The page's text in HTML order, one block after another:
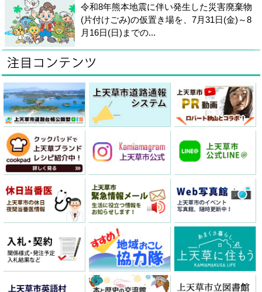
令和8年熊本地震に伴い発生した災害廃棄物
(片付けごみ)の仮置き場を、7月31日(金)～8
月16日(日)までの...